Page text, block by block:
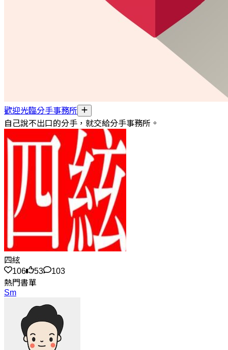
歡迎光臨分手事務所
自己說不出口的分手，就交給分手事務所。
四絃
106
53
103
熱門書單
Sm